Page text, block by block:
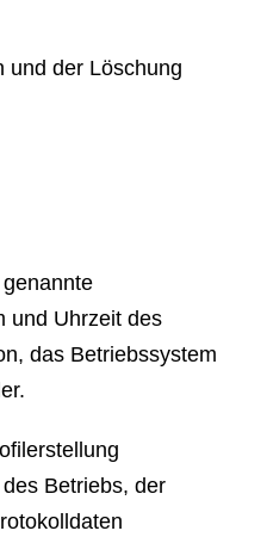
und der Löschung
und Uhrzeit des
das Betriebssystem
Betriebs, der